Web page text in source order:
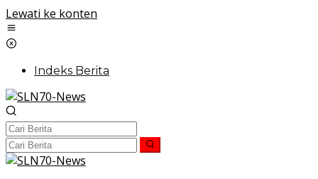
Lewati ke konten
Indeks Berita